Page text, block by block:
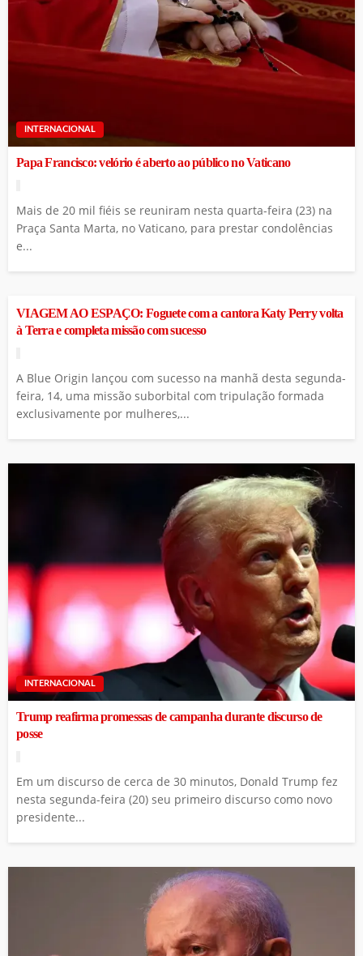
INTERNACIONAL
Papa Francisco: velório é aberto ao público no Vaticano
Mais de 20 mil fiéis se reuniram nesta quarta-feira (23) na
Praça Santa Marta, no Vaticano, para prestar condolências
e...
VIAGEM AO ESPAÇO: Foguete com a cantora Katy Perry volta
à Terra e completa missão com sucesso
A Blue Origin lançou com sucesso na manhã desta segunda-
feira, 14, uma missão suborbital com tripulação formada
exclusivamente por mulheres,...
INTERNACIONAL
Trump reafirma promessas de campanha durante discurso de
posse
Em um discurso de cerca de 30 minutos, Donald Trump fez
nesta segunda-feira (20) seu primeiro discurso como novo
presidente...